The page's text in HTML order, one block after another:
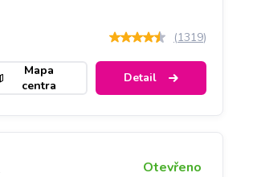
(1319)
Mapa
centra
Detail
Otevřeno